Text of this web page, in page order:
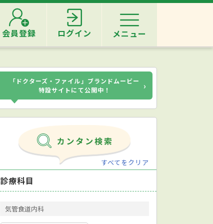
会員登録 ログイン メニュー
「ドクターズ・ファイル」ブランドムービー
特設サイトにて公開中！
›
すべてをクリア
診療科目
気管食道内科